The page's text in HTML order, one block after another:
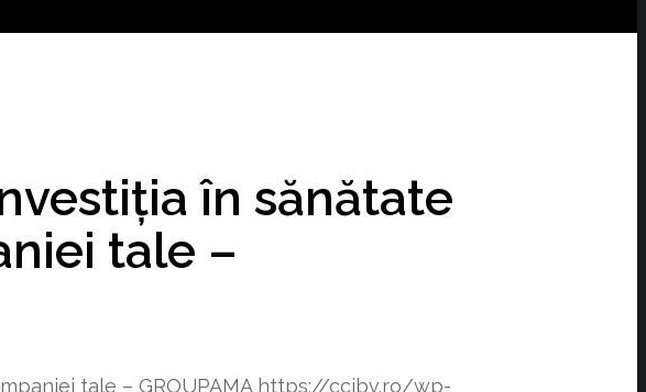
în sănătate
tale –
tale – GROUPAMA https://ccibv.ro/wp-